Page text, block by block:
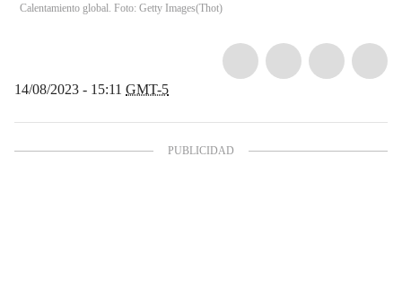
Calentamiento global. Foto: Getty Images(Thot)
14/08/2023 - 15:11 GMT-5